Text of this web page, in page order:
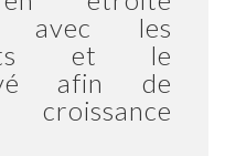
avec les
et le
afin de